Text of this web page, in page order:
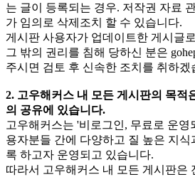
는 글이 등록되는 경우. 저작권 자료
가 임의로 삭제조치 할 수 있습니다.
게시판 사용자가 업데이트한 게시글
그 밖의 권리를 침해 당하신 분은
주시면 검토 후 신속한 조치를 취하겠
2. 고우해커스 내 모든 게시판의 목적
의 공유에 있습니다.
고우해커스는 '비로그인, 무료로 운영
용자분들 간에 다양하고 질 높은 지식
록 하고자 운영되고 있습니다.
따라서 고우해커스 내 모든 게시판은